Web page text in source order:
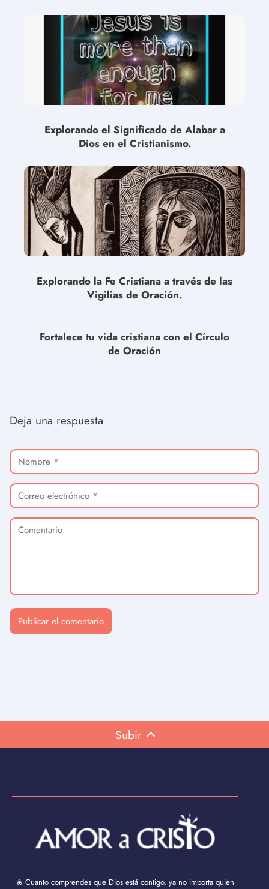
Explorando el Significado de Alabar a
Dios en el Cristianismo.
Explorando la Fe Cristiana a través de las
Vigilias de Oración.
Fortalece tu vida cristiana con el Círculo
de Oración
Deja una respuesta
Subir
❀ Cuanto comprendes que Dios está contigo, ya no importa quien